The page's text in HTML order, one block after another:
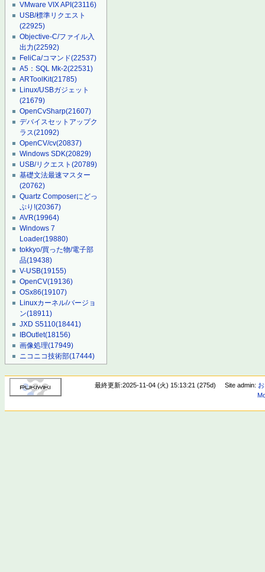
VMware VIX API(23116)
USB/標準リクエスト
(22925)
Objective-C/ファイル入
出力(22592)
FeliCa/コマンド(22537)
A5：SQL Mk-2(22531)
ARToolKit(21785)
Linux/USBガジェット
(21679)
OpenCvSharp(21607)
デバイスセットアップク
ラス(21092)
OpenCV/cv(20837)
Windows SDK(20829)
USB/リクエスト(20789)
基礎文法最速マスター
(20762)
Quartz Composerにどっ
ぷり!(20367)
AVR(19964)
Windows 7
Loader(19880)
tokkyo/買った物/電子部
品(19438)
V-USB(19155)
OpenCV(19136)
OSx86(19107)
Linuxカーネル/バージョ
ン(18911)
JXD S5110(18441)
IBOutlet(18156)
画像処理(17949)
ニコニコ技術部(17444)
最終更新:2025-11-04 (火) 15:13:21 (275d) Site admin: